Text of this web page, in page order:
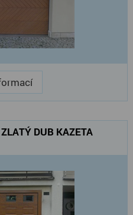
DUB KAZETA